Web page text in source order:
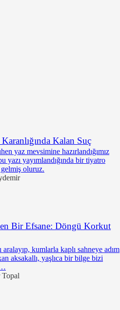
Kalan Suç
yaz mevsimine hazırlandığımız
yazı yayımlandığında bir tiyatro
oluruz.
Bir Efsane: Döngü Korkut
aralayıp, kumlarla kaplı sahneye adım
aksakallı, yaşlıca bir bilge bizi